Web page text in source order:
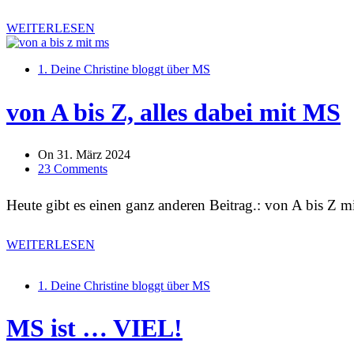
WEITERLESEN
1. Deine Christine bloggt über MS
von A bis Z, alles dabei mit MS
On 31. März 2024
23 Comments
Heute gibt es einen ganz anderen Beitrag.: von A bis Z
WEITERLESEN
1. Deine Christine bloggt über MS
MS ist … VIEL!